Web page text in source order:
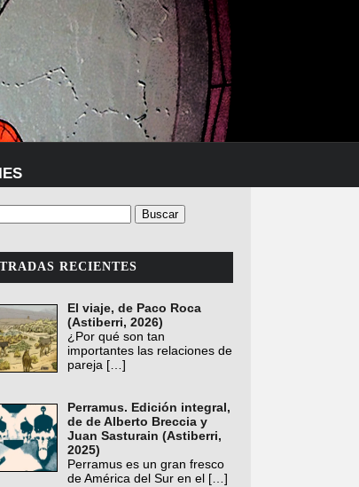
RECIENTES
El viaje, de Paco Roca
(Astiberri, 2026)
¿Por qué son tan
importantes las relaciones de
pareja […]
Perramus. Edición integral,
de de Alberto Breccia y
Juan Sasturain (Astiberri,
2025)
Perramus es un gran fresco
de América del Sur en el […]